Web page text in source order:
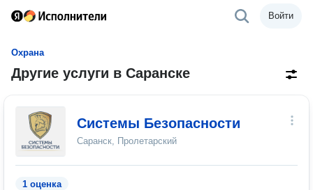
Войти
Охрана
Другие услуги в Саранске
Системы Безопасности
Саранск, Пролетарский
1 оценка